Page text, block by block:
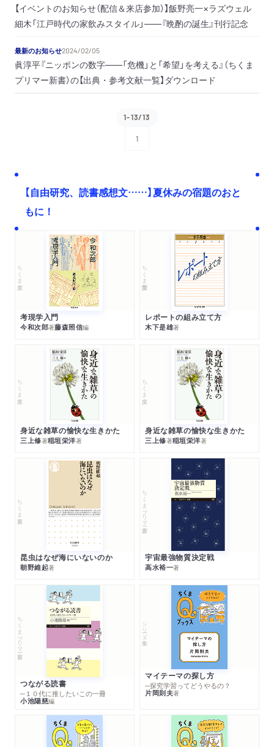
【イベントのお知らせ（配信＆来店参加）】飯野亮一×ラズウェル
細木「江戸時代の家飲みスタイル」――『晩酌の誕生』刊行記念
最新のお知らせ2024/02/05
眞淳平『ニッポンの数字――「危機」と「希望」を考える』（ちくま
プリマー新書）の【出典・参考文献一覧】ダウンロード
1-13/13
1
【自由研究、読書感想文……】夏休みの宿題のおと
もに！
ちくま文庫
考現学入門
今和次郎著藤森照信編
ちくま学芸文庫
レポートの組み立て方
木下是雄著
ちくま文庫
身近な雑草の愉快な生きかた
三上修著稲垣栄洋著
ちくま文庫
身近な雑草の愉快な生きかた
三上修著稲垣栄洋著
ちくま新書
昆虫はなぜ海にいないのか
朝野維起著
ちくまプリマー新書
宇宙最強物質決定戦
高水裕一著
ちくまプリマー新書
つながる読書
─１０代に推したいこの一冊
小池陽慈編
シリーズ・全集
マイテーマの探し方
─探究学習ってどうやるの？
片岡則夫著